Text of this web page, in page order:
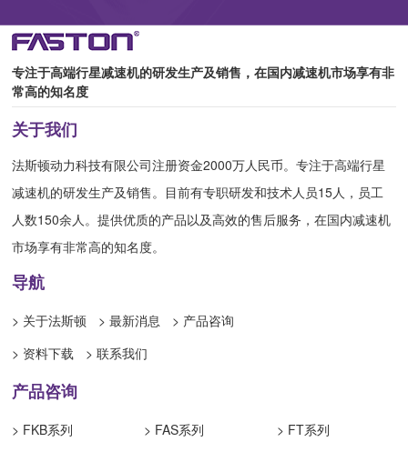
专注于高端行星减速机的研发生产及销售，在国内减速机市场享有非
常高的知名度
关于我们
法斯顿动力科技有限公司注册资金2000万人民币。专注于高端行星
减速机的研发生产及销售。目前有专职研发和技术人员15人，员工
人数150余人。提供优质的产品以及高效的售后服务，在国内减速机
市场享有非常高的知名度。
导航
> 关于法斯顿 > 最新消息
> 产品咨询
> 资料下载
> 联系我们
产品咨询
> FKB系列 > FAS系列 > FT系列